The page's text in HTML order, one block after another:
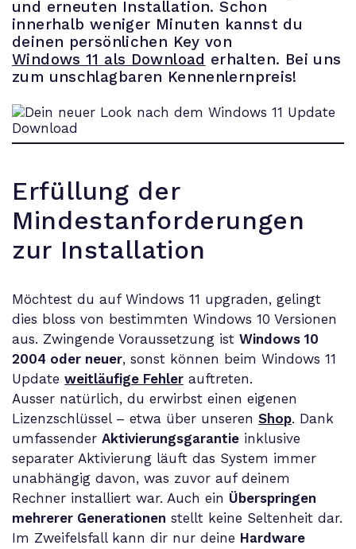
und erneuten Installation. Schon
innerhalb weniger Minuten kannst du
deinen persönlichen Key von
Windows 11 als Download erhalten. Bei uns
zum unschlagbaren Kennenlernpreis!
Erfüllung der
Mindestanforderungen
zur Installation
Möchtest du auf Windows 11 upgraden, gelingt
dies bloss von bestimmten Windows 10 Versionen
aus. Zwingende Voraussetzung ist Windows 10
2004 oder neuer, sonst können beim Windows 11
Update weitläufige Fehler auftreten.
Ausser natürlich, du erwirbst einen eigenen
Lizenzschlüssel – etwa über unseren Shop. Dank
umfassender Aktivierungsgarantie inklusive
separater Aktivierung läuft das System immer
unabhängig davon, was zuvor auf deinem
Rechner installiert war. Auch ein Überspringen
mehrerer Generationen stellt keine Seltenheit dar.
Im Zweifelsfall kann dir nur deine Hardware